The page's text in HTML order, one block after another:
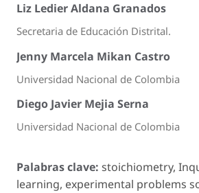
Liz Ledier Aldana Granados
Secretaria de Educación Distrital.
Jenny Marcela Mikan Castro
Universidad Nacional de Colombia
Diego Javier Mejia Serna
Universidad Nacional de Colombia
Palabras clave: stoichiometry,
learning, experimental problems